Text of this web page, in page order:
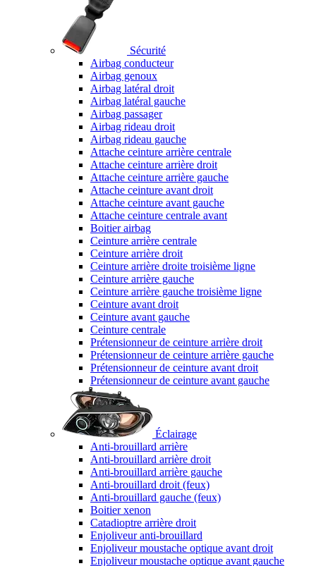
Sécurité
Airbag conducteur
Airbag genoux
Airbag latéral droit
Airbag latéral gauche
Airbag passager
Airbag rideau droit
Airbag rideau gauche
Attache ceinture arrière centrale
Attache ceinture arrière droit
Attache ceinture arrière gauche
Attache ceinture avant droit
Attache ceinture avant gauche
Attache ceinture centrale avant
Boitier airbag
Ceinture arrière centrale
Ceinture arrière droit
Ceinture arrière droite troisième ligne
Ceinture arrière gauche
Ceinture arrière gauche troisième ligne
Ceinture avant droit
Ceinture avant gauche
Ceinture centrale
Prétensionneur de ceinture arrière droit
Prétensionneur de ceinture arrière gauche
Prétensionneur de ceinture avant droit
Prétensionneur de ceinture avant gauche
Éclairage
Anti-brouillard arrière
Anti-brouillard arrière droit
Anti-brouillard arrière gauche
Anti-brouillard droit (feux)
Anti-brouillard gauche (feux)
Boitier xenon
Catadioptre arrière droit
Enjoliveur anti-brouillard
Enjoliveur moustache optique avant droit
Enjoliveur moustache optique avant gauche